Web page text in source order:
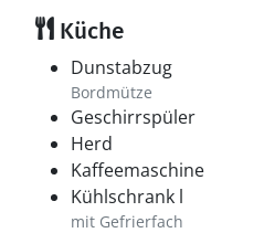
Küche
Dunstabzug
Bordmütze
Geschirrspüler
Herd
Kaffeemaschine
Kühlschrank l
mit Gefrierfach